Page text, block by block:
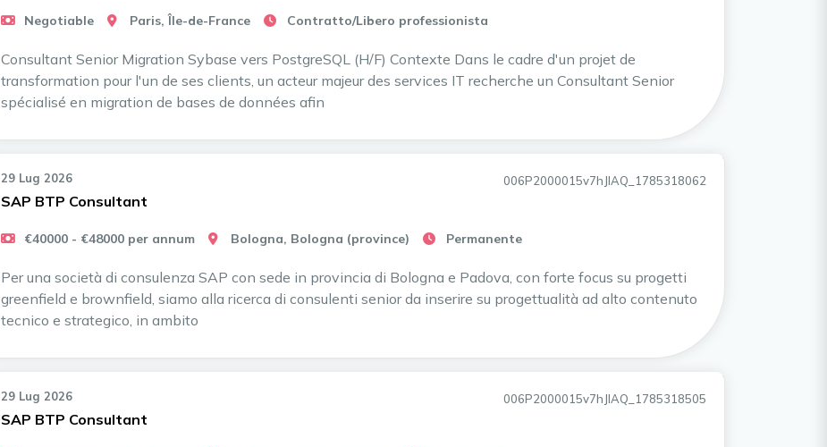
Negotiable Paris, Île-de-France Contratto/Libero professionista
Consultant Senior Migration Sybase vers PostgreSQL (H/F) Contexte Dans le cadre d'un projet de
transformation pour l'un de ses clients, un acteur majeur des services IT recherche un Consultant Senior
spécialisé en migration de bases de données afin
29 Lug 2026 006P2000015v7hJIAQ_1785318062
SAP BTP Consultant
€40000 - €48000 per annum Bologna, Bologna (province) Permanente
Per una società di consulenza SAP con sede in provincia di Bologna e Padova, con forte focus su progetti
greenfield e brownfield, siamo alla ricerca di consulenti senior da inserire su progettualità ad alto contenuto
tecnico e strategico, in ambito
29 Lug 2026 006P2000015v7hJIAQ_1785318505
SAP BTP Consultant